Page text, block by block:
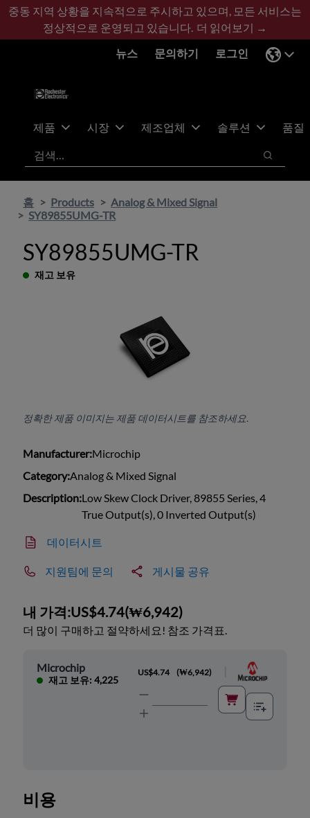
기
콘
바
글
중동 지역 상황을 지속적으로 주시하고 있으며, 모든 서비스는
정상적으로 운영되고 있습니다. 더 읽어보기 →
뉴스
문의하기 로그인
제품 시장 제조업체 솔루션
품질
검색
검색
홈 Products
Analog & Mixed Signal
SY89855UMG-TR
SY89855UMG-TR
재고 보유
정확한 제품 이미지는 제품 데이터시트를 참조하세요.
Manufacturer:Microchip
Category:Analog & Mixed Signal
Description:Low Skew Clock Driver, 89855 Series, 4
True Output(s), 0 Inverted Output(s)
데이터시트
지원팀에 문의 게시물 공유
내 가격:US$4.74(₩6,942)
더 많이 구매하고 절약하세요! 참조 가격표.
Microchip
재고 보유: 4,225
US$4.74 (₩6,942)
비용